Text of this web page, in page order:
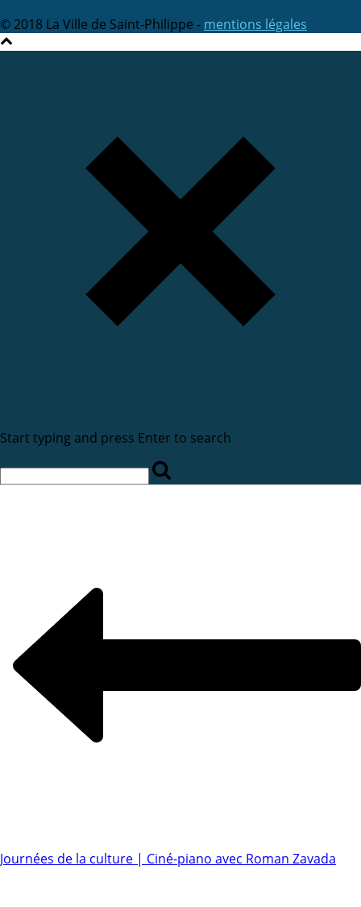
© 2018 La Ville de Saint-Philippe - mentions légales
Start typing and press Enter to search
Journées de la culture | Ciné-piano avec Roman Zavada